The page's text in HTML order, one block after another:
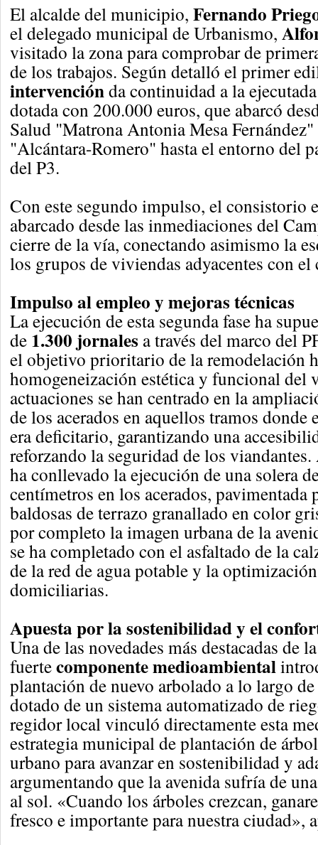
El alcalde del municipio, Fernando
el delegado municipal de Urbanismo,
visitado la zona para comprobar de
de los trabajos. Según detalló el primer
intervenciónda continuidad a la
dotada con 200.000 euros, que abarcó
Salud "Matrona Antonia Mesa Fernández"
"Alcántara-Romero" hasta el entorno del
del P3.
Con este segundo impulso, el consistorio
abarcado desde las inmediaciones del
cierre de la vía, conectando asimismo la
los grupos de viviendas adyacentes con
Impulso al empleo y mejoras técnicas
La ejecución de esta segunda fase ha
de 1.300 jornales a través del marco del
el objetivo prioritario de la remodelación
homogeneización estética y funcional del
actuaciones se han centrado en la
de los acerados en aquellos tramos donde
era deficitario, garantizando una
reforzando la seguridad de los
ha conllevado la ejecución de una solera
centímetros en los acerados, pavimentada
baldosas de terrazo granallado en color
por completo la imagen urbana de la
se ha completado con el asfaltado de la
de la red de agua potable y la
domiciliarias.
Apuesta por la sostenibilidad y el
Una de las novedades más destacadas de
fuertecomponente medioambiental
plantación de nuevo arbolado a lo largo
dotado de un sistema automatizado de
regidor local vinculó directamente esta
estrategia municipal de plantación de
urbano para avanzar en sostenibilidad y
argumentando que la avenida sufría de
al sol. «Cuando los árboles crezcan,
fresco e importante para nuestra ciudad»,